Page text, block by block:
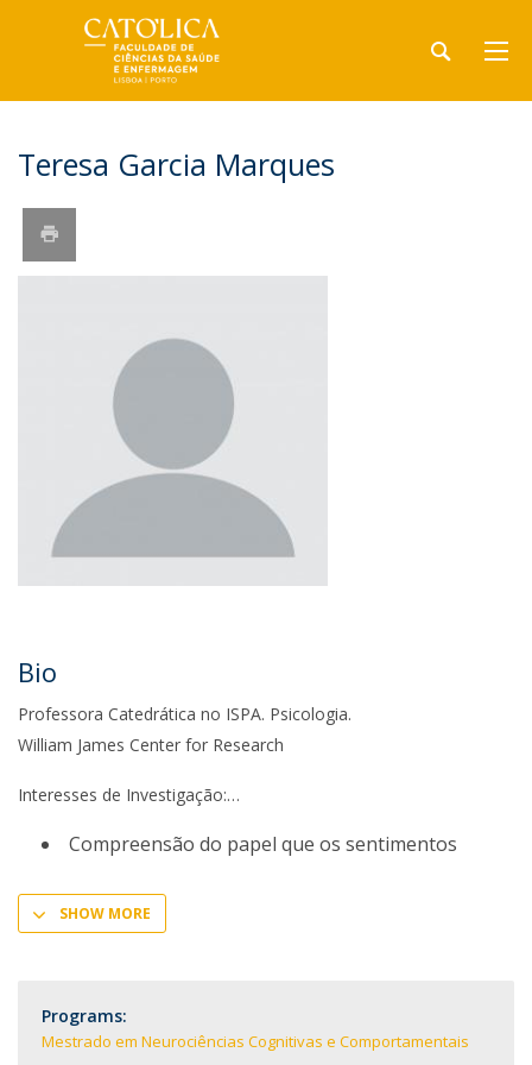
Teresa Garcia Marques
Bio
Professora Catedrática no ISPA. Psicologia.
William James Center for Research
Interesses de Investigação:
Compreensão do papel que os sentimentos
SHOW MORE
Programs:
Mestrado em Neurociências Cognitivas e Comportamentais